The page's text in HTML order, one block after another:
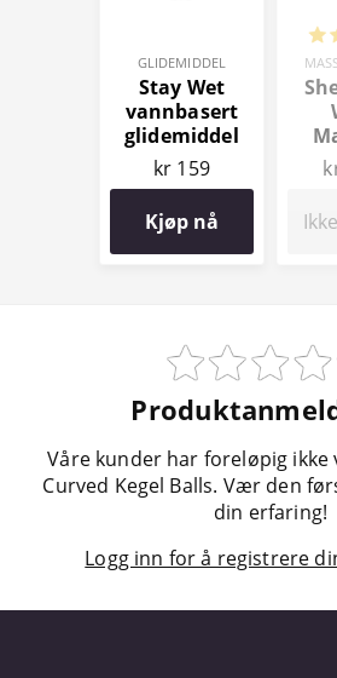
GLIDEMIDDEL
Stay Wet
vannbasert
glidemiddel
100 ml
kr 159
Kjøp nå
Våre kunder har foreløpig ikke
Curved Kegel Balls. Vær den
din erfaring!
Logg inn for å registrere